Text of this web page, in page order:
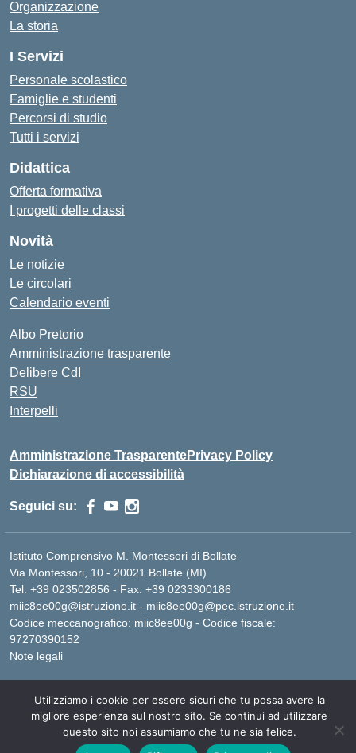
Organizzazione
La storia
I Servizi
Personale scolastico
Famiglie e studenti
Percorsi di studio
Tutti i servizi
Didattica
Offerta formativa
I progetti delle classi
Novità
Le notizie
Le circolari
Calendario eventi
Albo Pretorio
Amministrazione trasparente
Delibere CdI
RSU
Interpelli
Amministrazione TrasparentePrivacy Policy
Dichiarazione di accessibilità
Seguici su:
Istituto Comprensivo M. Montessori di Bollate
Via Montessori, 10 - 20021 Bollate (MI)
Tel: +39 023502856 - Fax: +39 0233300186
miic8ee00g@istruzione.it - miic8ee00g@pec.istruzione.it
Codice meccanografico: miic8ee00g - Codice fiscale:
97270390152
Note legali
Idea e progetto di Designers Italia
Utilizziamo i cookie per essere sicuri che tu possa avere la
migliore esperienza sul nostro sito. Se continui ad utilizzare
questo sito noi assumiamo che tu ne sia felice.